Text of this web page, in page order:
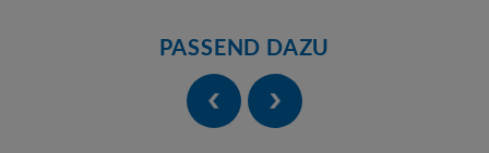
PASSEND DAZU